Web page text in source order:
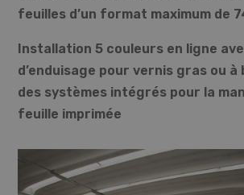
feuilles d’un format maximum de
Installation 5 couleurs en ligne
d’enduisage pour vernis gras ou à
des systèmes intégrés pour la
feuille imprimée